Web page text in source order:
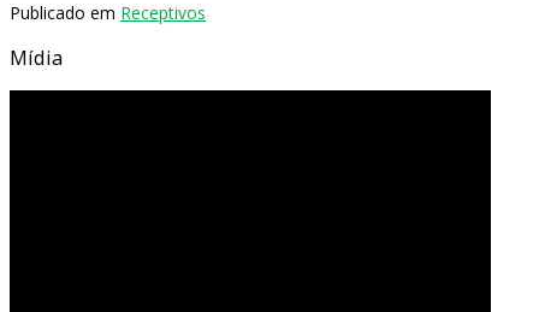
Publicado em Receptivos
Mídia